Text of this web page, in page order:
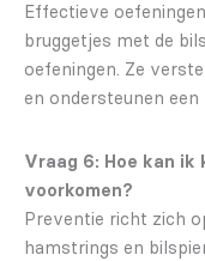
Effectieve
bruggetjes met de
oefeningen. Ze
en ondersteunen
Vraag 6: Hoe kan ik
voorkomen?
Preventie richt zich
hamstrings en